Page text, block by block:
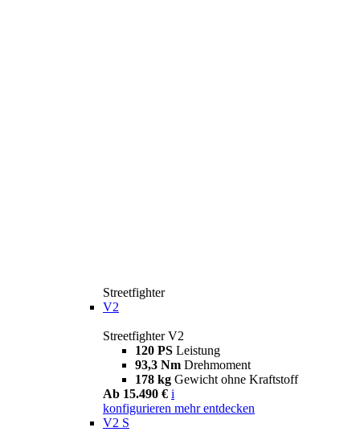
Streetfighter
V2
Streetfighter V2
120 PS Leistung
93,3 Nm Drehmoment
178 kg Gewicht ohne Kraftstoff
Ab 15.490 € i
konfigurieren mehr entdecken
V2 S